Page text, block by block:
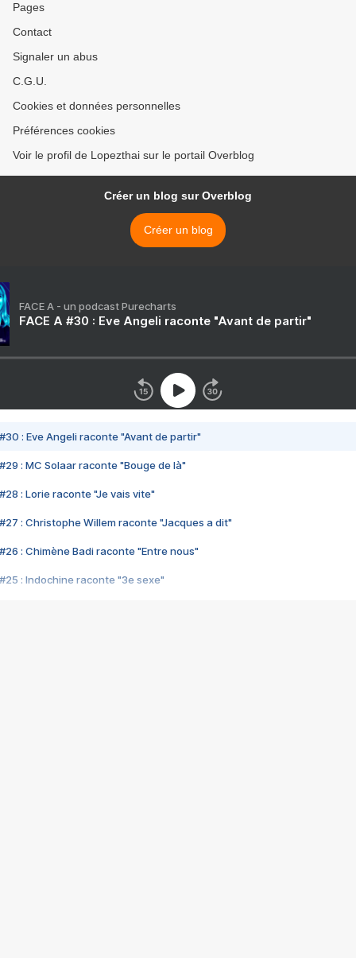
Pages
Contact
Signaler un abus
C.G.U.
Cookies et données personnelles
Préférences cookies
Voir le profil de Lopezthai sur le portail Overblog
Créer un blog sur Overblog
Créer un blog
FACE A - un podcast Purecharts
FACE A #30 : Eve Angeli raconte "Avant de partir"
#30 : Eve Angeli raconte "Avant de partir"
#29 : MC Solaar raconte "Bouge de là"
#28 : Lorie raconte "Je vais vite"
#27 : Christophe Willem raconte "Jacques a dit"
#26 : Chimène Badi raconte "Entre nous"
#25 : Indochine raconte "3e sexe"